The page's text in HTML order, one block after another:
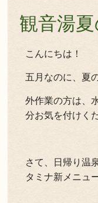
観音湯
こんにちは！
五月なのに、夏
外作業の方は、
分お気を付けく
さて、日帰り温
タミナ新メニュ